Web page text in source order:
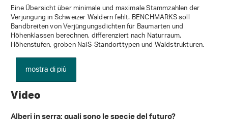
Eine Übersicht über minimale und maximale Stammzahlen der
Verjüngung in Schweizer Wäldern fehlt. BENCHMARKS soll
Bandbreiten von Verjüngungsdichten für Baumarten und
Höhenklassen berechnen, differenziert nach Naturraum,
Höhenstufen, groben NaiS-Standorttypen und Waldstrukturen.
mostra di più
Video